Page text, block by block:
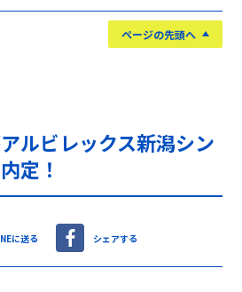
ページの先頭へ
ルビレックス新潟シン
定！
に送る シェアする